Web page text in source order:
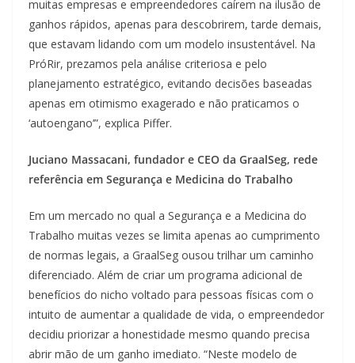
muitas empresas e empreendedores caírem na ilusão de
ganhos rápidos, apenas para descobrirem, tarde demais,
que estavam lidando com um modelo insustentável. Na
PróRir, prezamos pela análise criteriosa e pelo
planejamento estratégico, evitando decisões baseadas
apenas em otimismo exagerado e não praticamos o
‘autoengano’”, explica Piffer.
Juciano Massacani, fundador e CEO da GraalSeg, rede
referência em Segurança e Medicina do Trabalho
Em um mercado no qual a Segurança e a Medicina do
Trabalho muitas vezes se limita apenas ao cumprimento
de normas legais, a GraalSeg ousou trilhar um caminho
diferenciado. Além de criar um programa adicional de
benefícios do nicho voltado para pessoas físicas com o
intuito de aumentar a qualidade de vida, o empreendedor
decidiu priorizar a honestidade mesmo quando precisa
abrir mão de um ganho imediato. “Neste modelo de